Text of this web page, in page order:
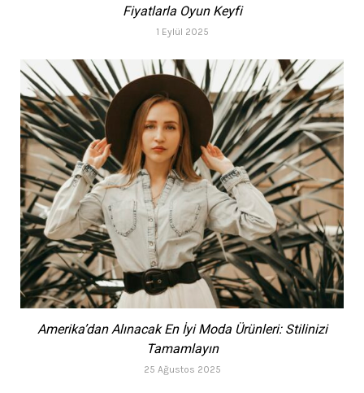
Fiyatlarla Oyun Keyfi
1 Eylül 2025
Amerika’dan Alınacak En İyi Moda Ürünleri: Stilinizi
Tamamlayın
25 Ağustos 2025